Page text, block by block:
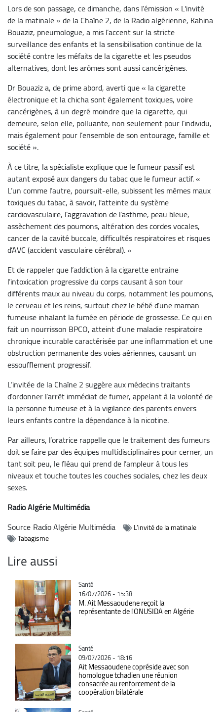
Lors de son passage, ce dimanche, dans l’émission « L'invité
de la matinale » de la Chaîne 2, de la Radio algérienne, Kahina
Bouaziz, pneumologue, a mis l’accent sur la stricte
surveillance des enfants et la sensibilisation continue de la
société contre les méfaits de la cigarette et les pseudos
alternatives, dont les arômes sont aussi cancérigènes.
Dr Bouaziz a, de prime abord, averti que « la cigarette
électronique et la chicha sont également toxiques, voire
cancérigènes, à un degré moindre que la cigarette, qui
demeure, selon elle, polluante, non seulement pour l’individu,
mais également pour l’ensemble de son entourage, famille et
société ».
À ce titre, la spécialiste explique que le fumeur passif est
autant exposé aux dangers du tabac que le fumeur actif. «
L’un comme l’autre, poursuit-elle, subissent les mêmes maux
toxiques du tabac, à savoir, l'atteinte du système
cardiovasculaire, l’aggravation de l’asthme, peau bleue,
assèchement des poumons, altération des cordes vocales,
cancer de la cavité buccale, difficultés respiratoires et risques
d’AVC (accident vasculaire cérébral). »
Et de rappeler que l’addiction à la cigarette entraine
l’intoxication progressive du corps causant à son tour
différents maux au niveau du corps, notamment les poumons,
le cerveau et les reins, surtout chez le bébé d’une maman
fumeuse inhalant la fumée en période de grossesse. Ce qui en
fait un nourrisson BPCO, atteint d‘une maladie respiratoire
chronique incurable caractérisée par une inflammation et une
obstruction permanente des voies aériennes, causant un
essoufflement progressif.
L’invitée de la Chaîne 2 suggère aux médecins traitants
d’ordonner l’arrêt immédiat de fumer, appelant à la volonté de
la personne fumeuse et à la vigilance des parents envers
leurs enfants contre la dépendance à la nicotine.
Par ailleurs, l’oratrice rappelle que le traitement des fumeurs
doit se faire par des équipes multidisciplinaires pour cerner, un
tant soit peu, le fléau qui prend de l’ampleur à tous les
niveaux et touche toutes les couches sociales, chez les deux
sexes.
Radio Algérie Multimédia
Source Radio Algérie Multimédia
L’invité de la matinale
Tabagisme
Lire aussi
Catégorie
Santé
16/07/2026 - 15:38
M. Ait Messaoudene reçoit la
représentante de l'ONUSIDA en Algérie
Catégorie
Santé
09/07/2026 - 18:16
Ait Messaoudene copréside avec son
homologue tchadien une réunion
consacrée au renforcement de la
coopération bilatérale